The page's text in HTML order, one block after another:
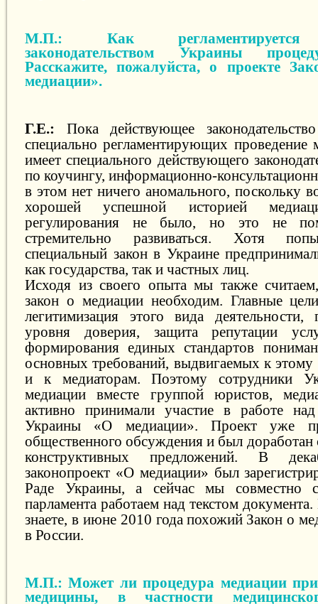
М.П.: Как регламентируется
законодательством Украины
Расскажите, пожалуйста, о проекте
медиации».
Г.Е.: Пока действующее
специально регламентирующих проведение
имеет специального действующего
по коучингу, информационно-
в этом нет ничего аномального, поскольку
хорошей успешной историей
регулирования не было, но это не
стремительно развиваться. Хотя
специальный закон в Украине
как государства, так и частных лиц.
Исходя из своего опыта мы также
закон о медиации необходим. Главные
легитимизация этого вида
уровня доверия, защита репутации
формирования единых стандартов
основных требований, выдвигаемых к этому
и к медиаторам. Поэтому сотрудники
медиации вместе группой юристов,
активно принимали участие в работе
Украины «О медиации». Проект уже
общественного обсуждения и был
конструктивных предложений. В
законопроект «О медиации» был
Раде Украины, а сейчас мы совместно с
парламента работаем над текстом
знаете, в июне 2010 года похожий Закон о
в России.
М.П.: Может ли процедура медиации
медицины, в частности